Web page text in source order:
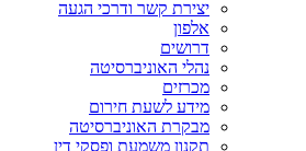
יצירת קשר ודרכי הגעה
אלפון
דרושים
נהלי האוניברסיטה
מכרזים
מידע לשעת חירום
מבקרת האוניברסיטה
תקנון משמעת ופסקי דין